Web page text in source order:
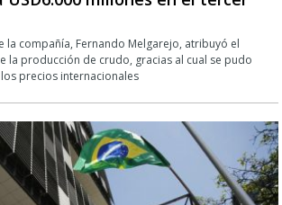
la compañía, Fernando Melgarejo, atribuyó el
la producción de crudo, gracias al cual se pudo
precios internacionales